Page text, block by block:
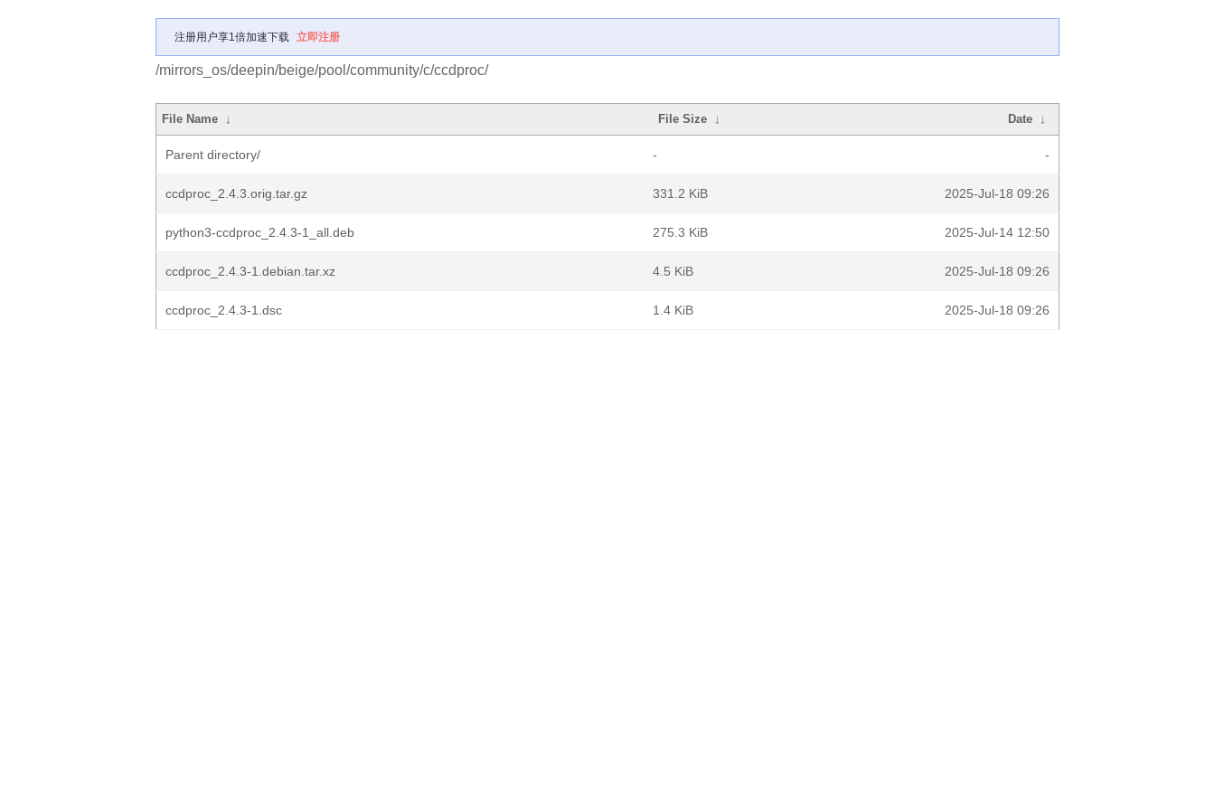
注册用户享1倍加速下载 立即注册
/mirrors_os/deepin/beige/pool/community/c/ccdproc/
File Name ↓ File Size ↓ Date ↓
Parent directory/ - -
ccdproc_2.4.3.orig.tar.gz 331.2 KiB 2025-Jul-18 09:26
python3-ccdproc_2.4.3-1_all.deb 275.3 KiB 2025-Jul-14 12:50
ccdproc_2.4.3-1.debian.tar.xz 4.5 KiB 2025-Jul-18 09:26
ccdproc_2.4.3-1.dsc 1.4 KiB 2025-Jul-18 09:26